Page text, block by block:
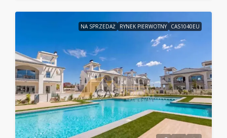
NA SPRZEDAŻ RYNEK PIERWOTNY CAS1040EU